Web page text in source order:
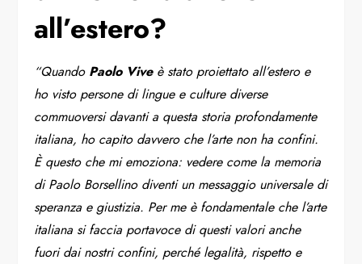
all’estero?
“Quando Paolo Viveè stato proiettato all’estero e
ho visto persone di lingue e culture diverse
commuoversi davanti a questa storia profondamente
italiana, ho capito davvero che l’arte non ha confini.
È questo che mi emoziona: vedere come la memoria
di Paolo Borsellino diventi un messaggio universale di
speranza e giustizia. Per me è fondamentale che l’arte
italiana si faccia portavoce di questi valori anche
fuori dai nostri confini, perché legalità, rispetto e